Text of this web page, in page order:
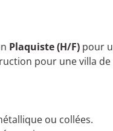
Plaquiste (H/F) pour
pour une villa de
ou collées.